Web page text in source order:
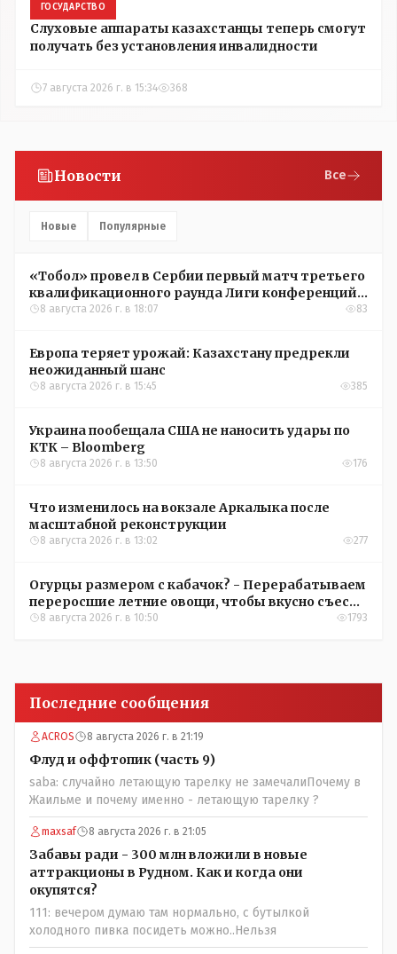
ГОСУДАРСТВО
Слуховые аппараты казахстанцы теперь смогут
получать без установления инвалидности
7 августа 2026 г. в 15:34 368
Новости Все
Новые Популярные
«Тобол» провел в Сербии первый матч третьего
квалификационного раунда Лиги конференций
УЕФА
8 августа 2026 г. в 18:07 83
Европа теряет урожай: Казахстану предрекли
неожиданный шанс
8 августа 2026 г. в 15:45 385
Украина пообещала США не наносить удары по
КТК – Bloomberg
8 августа 2026 г. в 13:50 176
Что изменилось на вокзале Аркалыка после
масштабной реконструкции
8 августа 2026 г. в 13:02 277
Огурцы размером с кабачок? - Перерабатываем
переросшие летние овощи, чтобы вкусно съесть
зимой
8 августа 2026 г. в 10:50 1793
Последние сообщения
ACROS 8 августа 2026 г. в 21:19
Флуд и оффтопик (часть 9)
saba: случайно летающую тарелку не замечалиПочему в
Жаильме и почему именно - летающую тарелку ?
maxsaf 8 августа 2026 г. в 21:05
Забавы ради - 300 млн вложили в новые
аттракционы в Рудном. Как и когда они
окупятся?
111: вечером думаю там нормально, с бутылкой
холодного пивка посидеть можно..Нельзя